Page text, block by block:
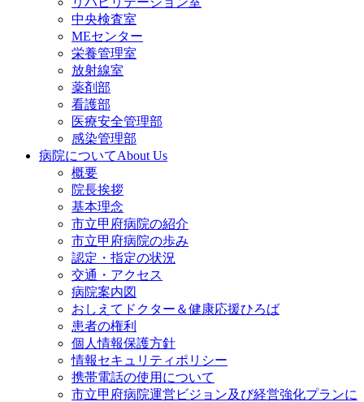
中央検査室
MEセンター
栄養管理室
放射線室
薬剤部
看護部
医療安全管理部
感染管理部
病院についてAbout Us
概要
院長挨拶
基本理念
市立甲府病院の紹介
市立甲府病院の歩み
認定・指定の状況
交通・アクセス
病院案内図
おしえてドクター＆健康応援ひろば
患者の権利
個人情報保護方針
情報セキュリティポリシー
携帯電話の使用について
市立甲府病院運営ビジョン及び経営強化プランに